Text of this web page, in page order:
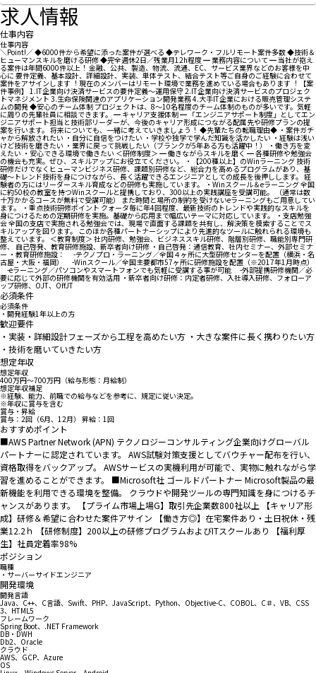
求人情報
仕事内容
仕事内容
＼Point!／ ◆6000件から希望に添った案件が選べる ◆テレワーク・フルリモート案件多数 ◆技術＆
ヒューマンスキルを磨ける研修 ◆完全週休2日／残業月12h程度 ━ 業務内容について ━ 当社が抱え
る案件は年間6000件以上！ ⾦融、公共、製造、物流、流通、EC、サービス業界などのお客様を中
⼼に 要件定義、基本設計、詳細設計、実装、単体テスト、結合テスト等ご⾃⾝のご経験に合わせて
案件をアサインします︕ 現在のメンバーはリモート環境で業務を進めている場合もあります︕ 【案
件事例】 1.IT企業向け決済サービスの要件定義〜運⽤保守 2.IT企業向け決済サービスのプロジェク
トマネジメント 3.⽣命保険関連のアプリケーション開発業務 4.⼤⼿IT企業における販売管理システ
ムの開発 ◆安心のチーム体制 プロジェクトは、8～10名程度のチーム体制のものが多いです。気軽
に周りの先輩社員に相談できます。 ━ キャリア支援体制 ━ 「エンジニアサポート制度」としてエン
ジニアサポート担当と技術部リーダーが、今後のキャリア形成につながる配属先や研修プランの提
案を行います。 将来についても、一緒に考えていきましょう！ ◆先輩たちの転職理由◆ ・案件ガチ
ャから解放されたい ・自分に自信をつけたい ・学校や独学で学んだ知識を活かしたい ・経験は浅い
けど技術を磨きたい ・業界に戻って挑戦したい（ブランクが5年ある方も活躍中！） ・働き方を変
えたい ・安心できる環境で働きたい ＜研修制度＞ ━ 働きながらスキルを磨く ━ 各種研修や勉強会
の機会も充実。ぜひ、スキルアップにお役立てください。 ・【200種以上】のWinラーニング 技術
研修だけでなくヒューマンビジネス研修、課題別研修など、総合力を高めるプログラムがあり、基
礎～トレンド技術を身につけながら、長く活躍できるエンジニアとしての成長を後押しします。 経
験者の方にはリーダースキル育成などの研修も実施しています。 ・Winスクール＆eラーニング 全国
に約50校の教室を持つWinスクールと提携しており、300以上の実践講座を受講可能。 （通常は数
十万かかるコースが無料で受講可能） また時間と場所の制約を受けないeラーニングもご用意してい
ます。 ・重点技術研修ポイント クォータ毎に年4回程度、最新技術のトレンドや実践的なスキルを
身につけるための定期研修を実施。基礎から応用まで幅広いテーマに対応しています。 ・支店勉強
会 全国の支店で実施される勉強会では、現場で直面する課題を共有し、解決策を模索することでス
キルアップを図ります。 このほか各種パートナーシップにより先進的なツールに触れられる環境も
整えています。 ＜教育制度＞ 社内研修、勉強会、ビジネススキル研修、階層別研修、職能別専門研
修、 自己啓発、教育研修施設、新卒者向け研修 ・自己啓発：通信教育、社内セミナー、外部セミナ
ー ・教育研修施設： -テクノプロ・ラーニング／全国４ヶ所に大型研修センターを配置（横浜・名
古屋・大阪・福岡） -Winスクール／全国主要都市57ヶ所に研修施設を配置（※2017年1月時点）
-eラーニング／パソコンやスマートフォンでも気軽に受講する事が可能 -外部提携研修機関／必
要に応じて外部の研修機関を有効活用 ・新卒者向け研修：内定者研修、入社導入研修、フォローア
ップ研修、OJT、OffJT
必須条件
必須条件
・開発経験1年以上の方
歓迎要件
・実装・詳細設計フェーズから工程を高めたい方 ・大きな案件に長く携わりたい方
・技術を磨いていきたい方
想定年収
想定年収
400万円〜700万円（給与形態：月給制）
想定年収補足
※経験、能力、前職での給与などを参考に、規定に従い決定。
※年収に賞与を含む
賞与・昇給
賞与：2回（6月、12月） 昇給：1回
おすすめポイント
■AWS Partner Network (APN) テクノロジーコンサルティング企業向けグローバル
パートナーに認定されています。 AWS試験対策支援としてバウチャー配布を行い、
資格取得をバックアップ。 AWSサービスの実機利用が可能で、実物に触れながら学
習を進めることができます。 ■Microsoft社 ゴールドパートナー Microsoft製品の最
新機能を利用できる環境を整備。 クラウドや開発ツールの専門知識を身につけるチ
ャンスがあります。 【プライム市場上場G】取引先企業数800社以上 【キャリア形
成】研修＆希望に合わせた案件アサイン 【働き方◎】在宅案件あり・土日祝休・残
業12.2ｈ 【研修制度】200以上の研修プログラムおよびITスクールあり 【福利厚
生】社員定着率98%
ポジション
職種
・サーバーサイドエンジニア
開発環境
開発言語
Java、C++、C言語、Swift、PHP、JavaScript、Python、Objective-C、COBOL、C＃、VB、CSS
3、HTML5
フレームワーク
Spring Boot、.NET Framework
DB・DWH
Db2、Oracle
クラウド
AWS、GCP、Azure
OS